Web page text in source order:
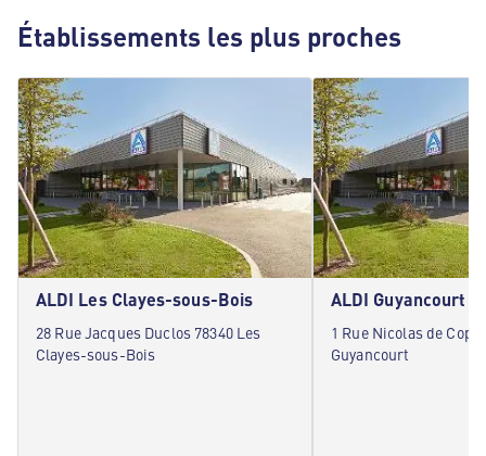
Établissements les plus proches
ALDI Les Clayes-sous-Bois
28 Rue Jacques Duclos 78340 Les
Clayes-sous-Bois
ALDI Guyancourt
1 Rue Nicolas de
Guyancourt